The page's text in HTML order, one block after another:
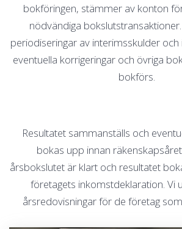
bokföringen, stämmer av konton
nödvändiga
periodiseringar av interimsskulder
eventuella korrigeringar och övriga
bokförs.
Resultatet sammanställs och
bokas upp innan
årsbokslutet är klart och resultatet
företagets inkomstdeklaration. Vi
årsredovisningar för de företag